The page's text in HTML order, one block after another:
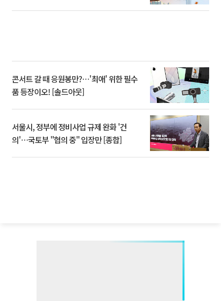
콘서트 갈 때 응원봉만?⋯'최애' 위한 필수
품 등장이오! [솔드아웃]
서울시, 정부에 정비사업 규제 완화 '건
의'⋯국토부 "협의 중" 입장만 [종합]